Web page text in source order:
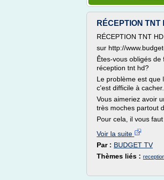
RÉCEPTION
RÉCEPTION TNT
sur http://
Êtes-vous obligés
réception tnt hd?
Le problème est que
c'est difficile à cacher.
Vous aimeriez avoir
très moches partout
Pour cela, il vous
Voir la suite
Par : BUDGET TV
Thèmes liés :